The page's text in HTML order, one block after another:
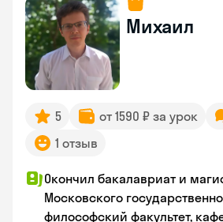
Михаил
5 от 1590 ₽ за урок
1 отзыв
Окончил бакалавриат и
Московского
философский факультет,